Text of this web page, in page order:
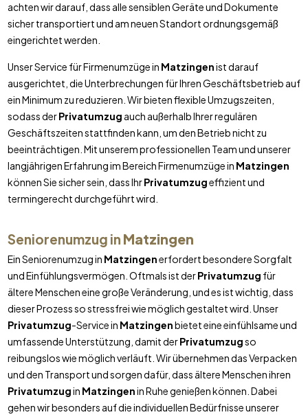
achten wir darauf, dass alle sensiblen Geräte und Dokumente
sicher transportiert und am neuen Standort ordnungsgemäß
eingerichtet werden.
Unser Service für Firmenumzüge in Matzingenist darauf
ausgerichtet, die Unterbrechungen für Ihren Geschäftsbetrieb auf
ein Minimum zu reduzieren. Wir bieten flexible Umzugszeiten,
sodass derPrivatumzug auch außerhalb Ihrer regulären
Geschäftszeiten stattfinden kann, um den Betrieb nicht zu
beeinträchtigen. Mit unserem professionellen Team und unserer
langjährigen Erfahrung im Bereich Firmenumzüge in Matzingen
können Sie sicher sein, dass IhrPrivatumzugeffizient und
termingerecht durchgeführt wird.
Seniorenumzug in Matzingen
Ein Seniorenumzug in Matzingenerfordert besondere Sorgfalt
und Einfühlungsvermögen. Oftmals ist derPrivatumzug für
ältere Menschen eine große Veränderung, und es ist wichtig, dass
dieser Prozess so stressfrei wie möglich gestaltet wird. Unser
Privatumzug-Service in Matzingenbietet eine einfühlsame und
umfassende Unterstützung, damit derPrivatumzugso
reibungslos wie möglich verläuft. Wir übernehmen das Verpacken
und den Transport und sorgen dafür, dass ältere Menschen ihren
Privatumzugin Matzingenin Ruhe genießen können. Dabei
gehen wir besonders auf die individuellen Bedürfnisse unserer